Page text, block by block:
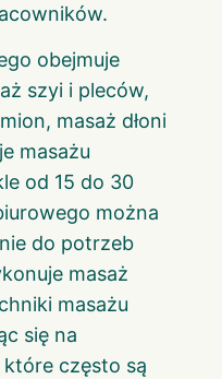
obejmuje
szyi i pleców,
masaż dłoni
masażu
od 15 do 30
można
do potrzeb
masaż
masażu
się na
często są